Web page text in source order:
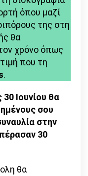
όπου μαζί
της στη
θα
χρόνο όπως
που τη
.
Ιουνίου θα
σου
στην
30
θα